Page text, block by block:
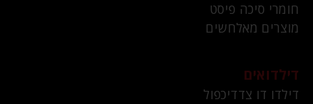
חומרי סיכה פיסט
מוצרים מאלחשים
דילדואים
דילדו דו צדדיכפול